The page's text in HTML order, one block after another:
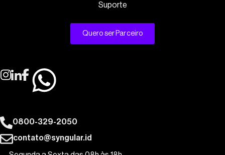
Suporte
Quero ser Parceiro
0800-329-2050
contato@syngular.id